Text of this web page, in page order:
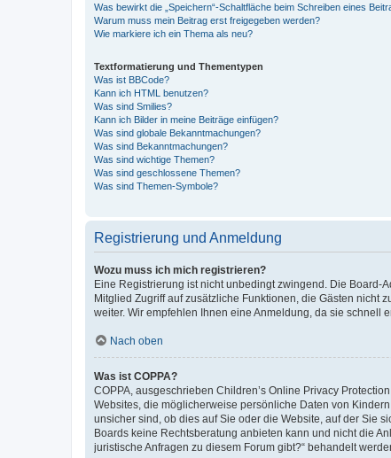
Was bewirkt die „Speichern“-Schaltfläche beim Schreiben eines
Warum muss mein Beitrag erst freigegeben werden?
Wie markiere ich ein Thema als neu?
Textformatierung und Thementypen
Was ist BBCode?
Kann ich HTML benutzen?
Was sind Smilies?
Kann ich Bilder in meine Beiträge einfügen?
Was sind globale Bekanntmachungen?
Was sind Bekanntmachungen?
Was sind wichtige Themen?
Was sind geschlossene Themen?
Was sind Themen-Symbole?
Registrierung und Anmeldung
Wozu muss ich mich registrieren?
Eine Registrierung ist nicht unbedingt zwingend. Die Board-
Mitglied Zugriff auf zusätzliche Funktionen, die Gästen nicht
weiter. Wir empfehlen Ihnen eine Anmeldung, da sie schnell
Nach oben
Was ist COPPA?
COPPA, ausgeschrieben Children’s Online Privacy
Websites, die möglicherweise persönliche Daten von
unsicher sind, ob dies auf Sie oder die Website, auf der Sie
Boards keine Rechtsberatung anbieten kann und nicht die
juristische Anfragen zu diesem Forum gibt?“ behandelt